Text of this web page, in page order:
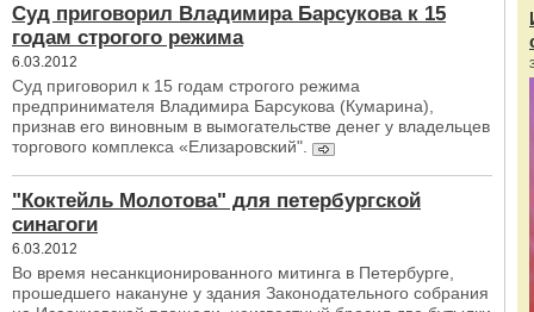
Суд приговорил Владимира Барсукова к 15
годам строгого режима
6.03.2012
Суд приговорил к 15 годам строгого режима
предпринимателя Владимира Барсукова (Кумарина),
признав его виновным в вымогательстве денег у владельцев
торгового комплекса «Елизаровский".
"Коктейль Молотова" для петербургской
синагоги
6.03.2012
Во время несанкционированного митинга в Петербурге,
прошедшего накануне у здания Законодательного собрания